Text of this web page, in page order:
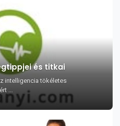
és titkai
intelligencia tökéletes
...